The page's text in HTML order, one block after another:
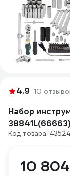
4.9 10
Набор
Код товара:
10